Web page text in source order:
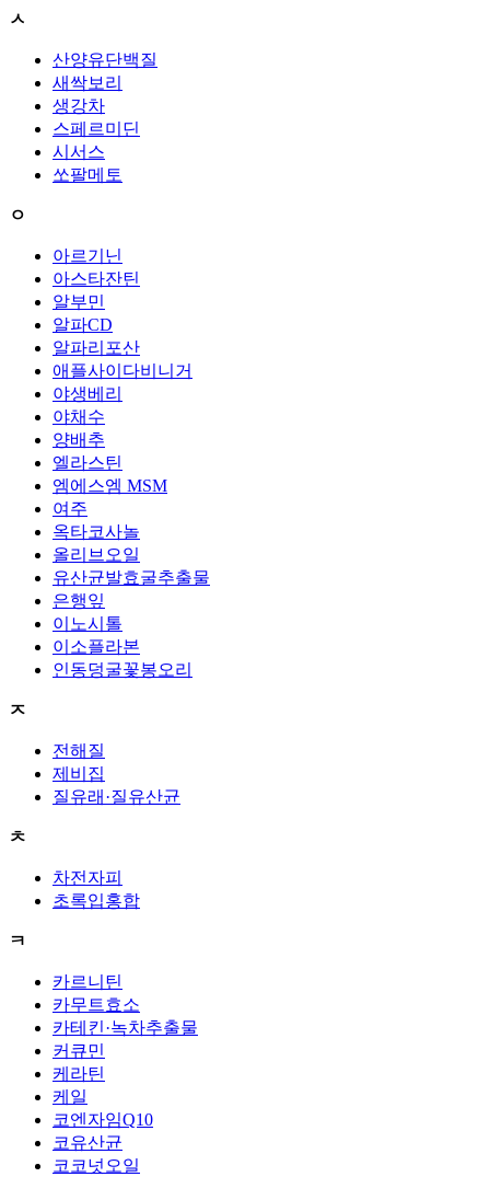
ㅅ
산양유단백질
새싹보리
생강차
스페르미딘
시서스
쏘팔메토
ㅇ
아르기닌
아스타잔틴
알부민
알파CD
알파리포산
애플사이다비니거
야생베리
야채수
양배추
엘라스틴
엠에스엠 MSM
여주
옥타코사놀
올리브오일
유산균발효굴추출물
은행잎
이노시톨
이소플라본
인동덩굴꽃봉오리
ㅈ
전해질
제비집
질유래·질유산균
ㅊ
차전자피
초록입홍합
ㅋ
카르니틴
카무트효소
카테킨·녹차추출물
커큐민
케라틴
케일
코엔자임Q10
코유산균
코코넛오일